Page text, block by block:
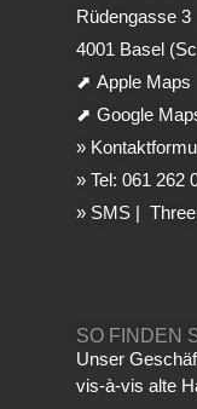
Rüdengasse 3
4001 Basel
⬈ Apple Maps
⬈ Google
»
» Tel: 061 262
» SMS|
SO FINDEN
Unser
vis-à-vis alte